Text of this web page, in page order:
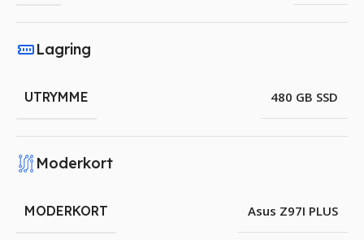
Lagring
UTRYMME 480 GB SSD
Moderkort
MODERKORT Asus Z97I PLUS